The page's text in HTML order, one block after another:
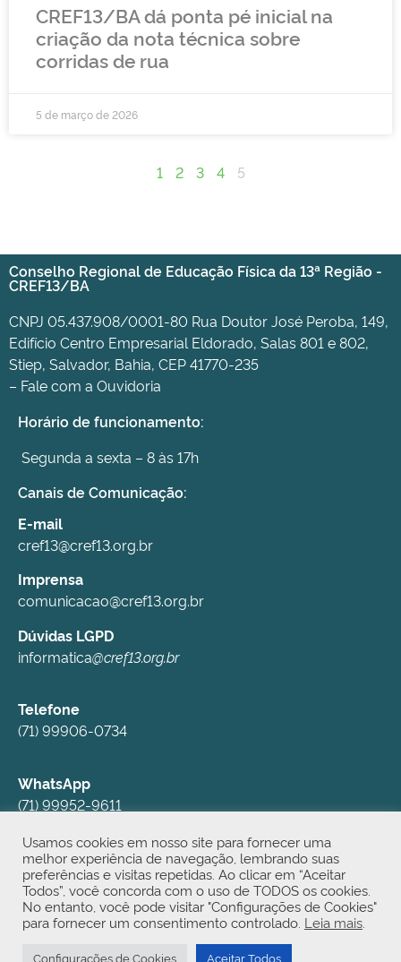
CREF13/BA dá ponta pé inicial na
criação da nota técnica sobre
corridas de rua
5 de março de 2026
1 2 3 4 5
Conselho Regional de Educação Física da 13ª Região -
CREF13/BA
CNPJ 05.437.908/0001-80 Rua Doutor José Peroba, 149,
Edifício Centro Empresarial Eldorado, Salas 801 e 802,
Stiep, Salvador, Bahia, CEP 41770-235
– Fale com a Ouvidoria
Horário de funcionamento:
Segunda a sexta – 8 às 17h
Canais de Comunicação:
E-mail
cref13@cref13.org.br
Imprensa
comunicacao@cref13.org.br
Dúvidas LGPD
informatica@cref13.org.br
Telefone
(71) 99906-0734
WhatsApp
(71) 99952-9611
Redes Sociais
Instagram
YouTube
TikTok
Usamos cookies em nosso site para fornecer uma
melhor experiência de navegação, lembrando suas
preferências e visitas repetidas. Ao clicar em “Aceitar
Todos”, você concorda com o uso de TODOS os cookies.
No entanto, você pode visitar "Configurações de Cookies"
para fornecer um consentimento controlado. Leia mais
Configurações de Cookies Aceitar Todos